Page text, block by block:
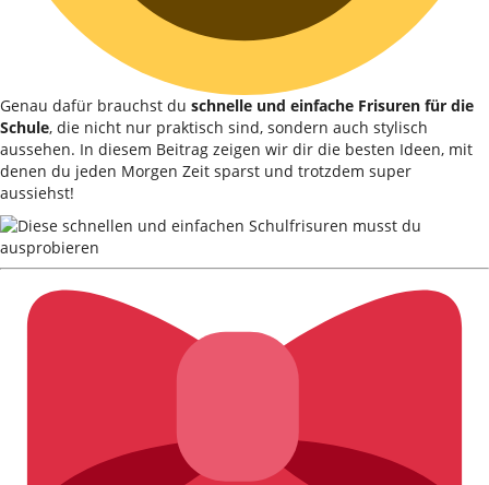
Genau dafür brauchst du schnelle und einfache Frisuren für die
Schule, die nicht nur praktisch sind, sondern auch stylisch
aussehen. In diesem Beitrag zeigen wir dir die besten Ideen, mit
denen du jeden Morgen Zeit sparst und trotzdem super
aussiehst!